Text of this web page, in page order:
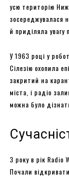
усю територію
зосереджувалася
й приділяла увагу
У 1963 році у
Сілезію охопила
закритий на
міста, і радіо
можна було
З року в рік Radio
Почали